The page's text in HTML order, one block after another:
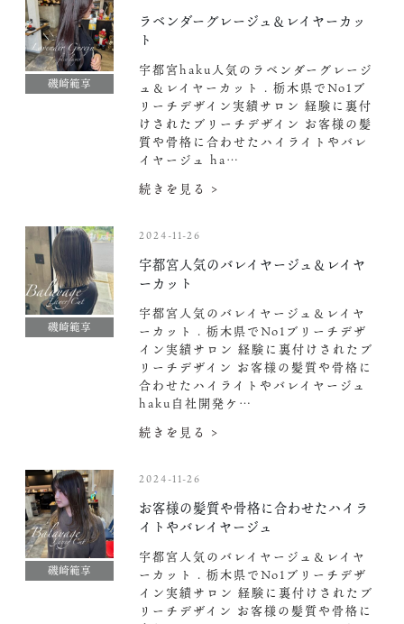
磯崎範享
ラベンダーグレージュ＆レイヤーカッ
ト
宇都宮haku人気のラベンダーグレージ
ュ＆レイヤーカット . 栃木県でNo1ブ
リーチデザイン実績サロン 経験に裏付
けされたブリーチデザイン お客様の髪
質や骨格に合わせたハイライトやバレ
イヤージュ ha…
続きを見る >
磯崎範享
2024-11-26
宇都宮人気のバレイヤージュ＆レイヤ
ーカット
宇都宮人気のバレイヤージュ＆レイヤ
ーカット . 栃木県でNo1ブリーチデザ
イン実績サロン 経験に裏付けされたブ
リーチデザイン お客様の髪質や骨格に
合わせたハイライトやバレイヤージュ
haku自社開発ケ…
続きを見る >
磯崎範享
2024-11-26
お客様の髪質や骨格に合わせたハイラ
イトやバレイヤージュ
宇都宮人気のバレイヤージュ＆レイヤ
ーカット . 栃木県でNo1ブリーチデザ
イン実績サロン 経験に裏付けされたブ
リーチデザイン お客様の髪質や骨格に